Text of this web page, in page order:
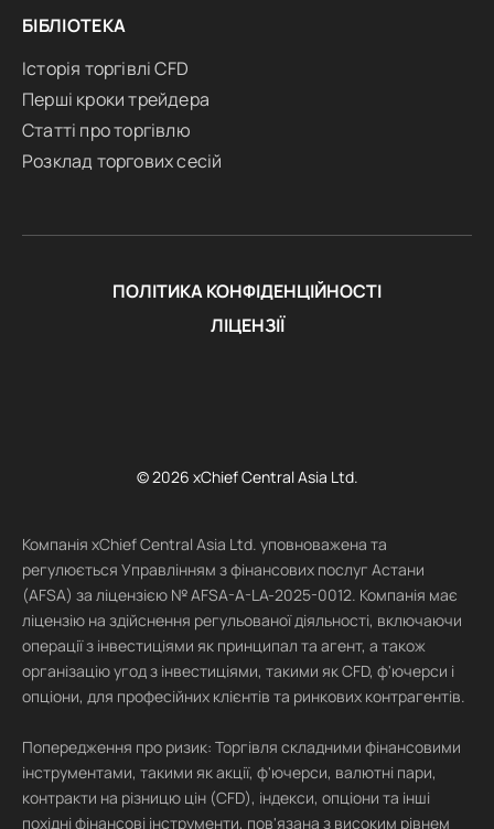
БІБЛІОТЕКА
Історія торгівлі CFD
Перші кроки трейдера
Статті про торгівлю
Розклад торгових сесій
ПОЛІТИКА КОНФІДЕНЦІЙНОСТІ
ЛІЦЕНЗІЇ
© 2026 xChief Central Asia Ltd.
Компанія xChief Central Asia Ltd. уповноважена та
регулюється Управлінням з фінансових послуг Астани
(AFSA) за ліцензією № AFSA-A-LA-2025-0012. Компанія має
ліцензію на здійснення регульованої діяльності, включаючи
операції з інвестиціями як принципал та агент, а також
організацію угод з інвестиціями, такими як CFD, ф'ючерси і
опціони, для професійних клієнтів та ринкових контрагентів.
Попередження про ризик: Торгівля складними фінансовими
інструментами, такими як акції, ф'ючерси, валютні пари,
контракти на різницю цін (CFD), індекси, опціони та інші
похідні фінансові інструменти, пов'язана з високим рівнем